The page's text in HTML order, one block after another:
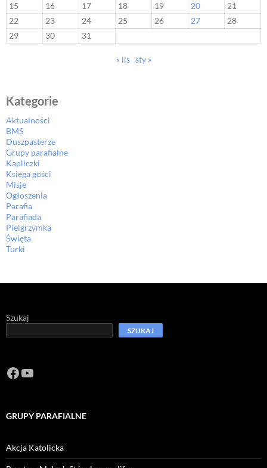
15
16 17 18 19 20
21
22
23 24 25 26 27
28
29
30 31
« lis sty »
Kategorie
Aktualności
BMS
Duszpasterze
Grupy parafialne
Kapliczki
Księga gości
Misje
Ogłoszenia
Parafia
Parafiada
Pielgrzymka
Święta
Turki
Szukaj
SZUKAJ
Facebook
https://www.youtube.com/channel/
GRUPY PARAFIALNE
Akcja Katolicka